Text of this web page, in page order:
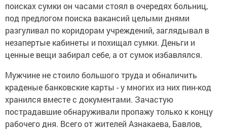
поисках сумки он часами стоял в очередях больниц,
под предлогом поиска вакансий целыми днями
разгуливал по коридорам учреждений, заглядывал в
незапертые кабинеты и похищал сумки. Деньги и
ценные вещи забирал себе, а от сумок избавлялся.
Мужчине не стоило большого труда и обналичить
краденые банковские карты - у многих из них пин-код
хранился вместе с документами. Зачастую
пострадавшие обнаруживали пропажу только к концу
рабочего дня. Всего от жителей Азнакаева, Бавлов,